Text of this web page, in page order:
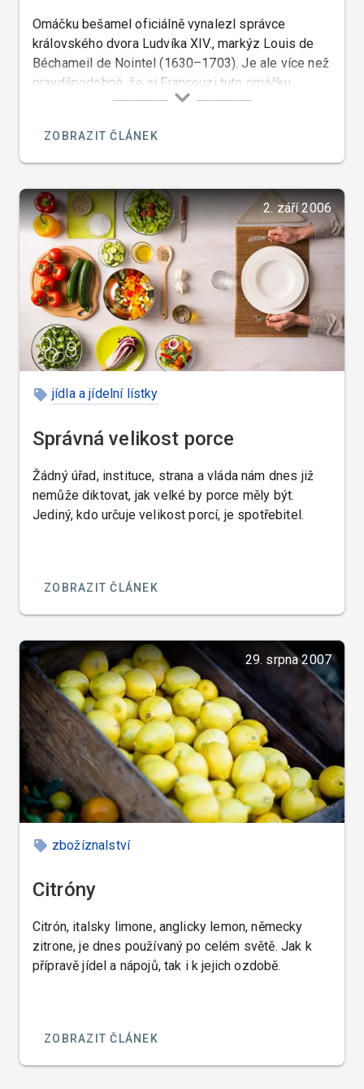
Omáčku bešamel oficiálně vynalezl správce
královského dvora Ludvíka XIV., markýz Louis de
Béchameil de Nointel (1630–1703). Je ale více než
pravděpodobné, že si Francouzi tuto omáčku
přivlastnili od Italů. V Itálii byla tato omáčka již
ZOBRAZIT ČLÁNEK
2. září 2006
jídla a jídelní lístky
Správná velikost porce
Žádný úřad, instituce, strana a vláda nám dnes již
nemůže diktovat, jak velké by porce měly být.
Jediný, kdo určuje velikost porcí, je spotřebitel.
ZOBRAZIT ČLÁNEK
29. srpna 2007
zbožíznalství
Citróny
Citrón, italsky limone, anglicky lemon, německy
zitrone, je dnes používaný po celém světě. Jak k
přípravě jídel a nápojů, tak i k jejich ozdobě.
ZOBRAZIT ČLÁNEK